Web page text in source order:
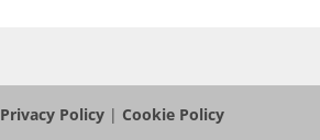
Privacy Policy | Cookie Policy